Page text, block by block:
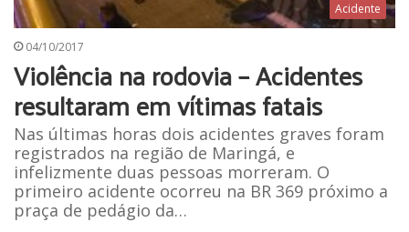
Acidente
04/10/2017
Violência na rodovia – Acidentes
resultaram em vítimas fatais
Nas últimas horas dois acidentes graves foram
registrados na região de Maringá, e
infelizmente duas pessoas morreram. O
primeiro acidente ocorreu na BR 369 próximo a
praça de pedágio da…